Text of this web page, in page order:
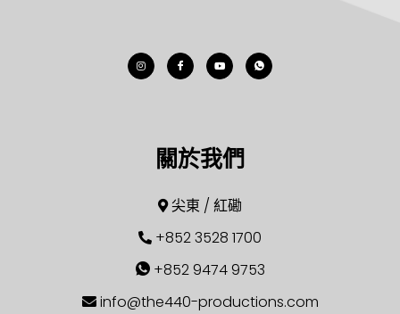
關於我們
尖東 / 紅磡
+852 3528 1700
+852 9474 9753
info@the440-productions.com